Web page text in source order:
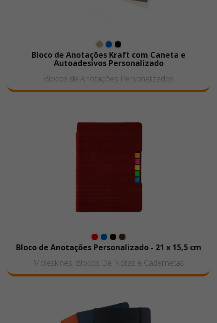
Bloco de Anotações Kraft com Caneta e
Autoadesivos Personalizado
Blocos de Anotações Personalizados
Bloco de Anotações Personalizado - 21 x 15,5 cm
Moleskines, Blocos De Notas e Cadernetas